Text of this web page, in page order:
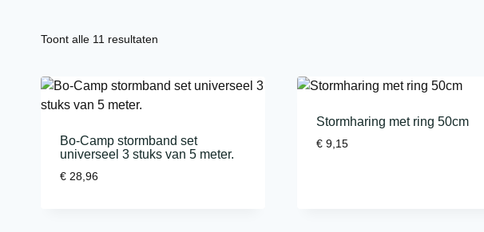
Toont alle 11 resultaten
Bo-Camp stormband set
universeel 3 stuks van 5 meter.
€ 28,96
Stormharing met ring 50cm
€9,15